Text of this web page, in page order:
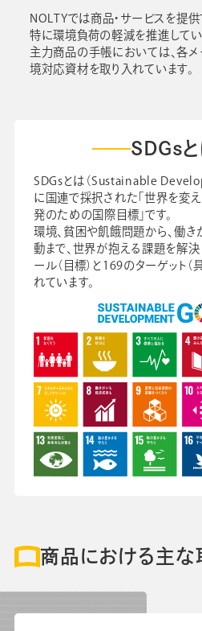
よくあるご質問
手帳資料一覧
お知らせ
コラム
関連サー
会社情報 グループ会社 プライバシーポリシ
採用情報
NOLTYでは商品・サービスを提供
特に環境負荷の軽減を推進してい
主力商品の手帳においては、各
境対応資材を取り入れています。
SDGsと
SDGsとは（Sustainable
に国連で採択された「世界を変
発のための国際目標」です。
環境、貧困や飢餓問題から、働
動まで、世界が抱える課題を解
ール（目標）と169のターゲット
れています。
商品における主な